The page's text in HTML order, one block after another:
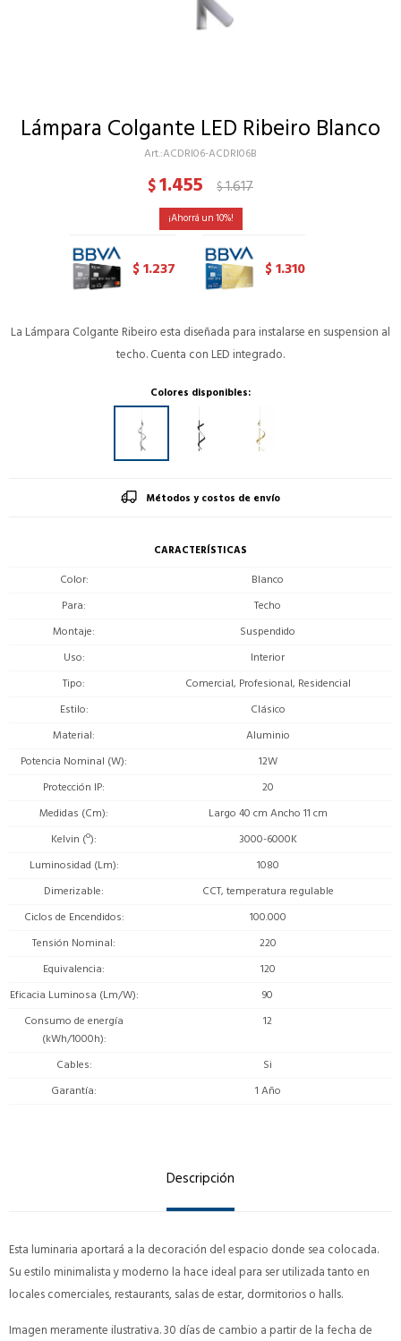
Lámpara Colgante LED Ribeiro Blanco
ACDRI06-ACDRI06B
$1.455 $1.617
10
$1.237 $1.310
La Lámpara Colgante Ribeiro esta diseñada para instalarse en suspension al
techo. Cuenta con LED integrado.
Colores disponibles:
Métodos y costos de envío
CARACTERÍSTICAS
Color
Blanco
Para
Techo
Montaje
Suspendido
Uso
Interior
Tipo
Comercial, Profesional, Residencial
Estilo
Clásico
Material
Aluminio
Potencia Nominal (W)
12W
Protección IP
20
Medidas (Cm)
Largo 40 cm Ancho 11 cm
Kelvin (º)
3000-6000K
Luminosidad (Lm)
1080
Dimerizable
CCT, temperatura regulable
Ciclos de Encendidos
100.000
Tensión Nominal
220
Equivalencia
120
Eficacia Luminosa (Lm/W)
90
Consumo de energía
(kWh/1000h)
12
Cables
Si
Garantía
1 Año
Descripción
Esta luminaria aportará a la decoración del espacio donde sea colocada.
Su estilo minimalista y moderno la hace ideal para ser utilizada tanto en
locales comerciales, restaurants, salas de estar, dormitorios o halls.
Imagen meramente ilustrativa. 30 días de cambio a partir de la fecha de